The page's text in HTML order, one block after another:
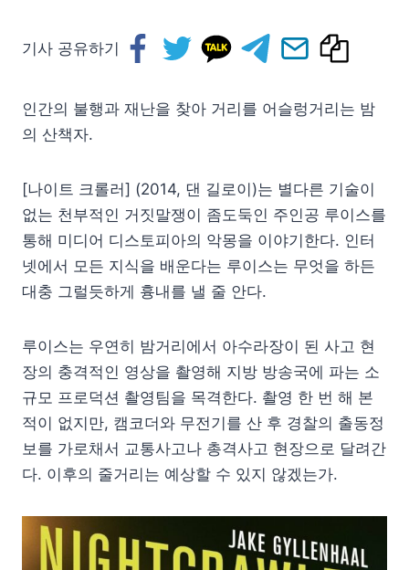
기사 공유하기
인간의 불행과 재난을 찾아 거리를 어슬렁거리는 밤
의 산책자.
[나이트 크롤러] (2014, 댄 길로이)는 별다른 기술이
없는 천부적인 거짓말쟁이 좀도둑인 주인공 루이스를
통해 미디어 디스토피아의 악몽을 이야기한다. 인터
넷에서 모든 지식을 배운다는 루이스는 무엇을 하든
대충 그럴듯하게 흉내를 낼 줄 안다.
루이스는 우연히 밤거리에서 아수라장이 된 사고 현
장의 충격적인 영상을 촬영해 지방 방송국에 파는 소
규모 프로덕션 촬영팀을 목격한다. 촬영 한 번 해 본
적이 없지만, 캠코더와 무전기를 산 후 경찰의 출동정
보를 가로채서 교통사고나 총격사고 현장으로 달려간
다. 이후의 줄거리는 예상할 수 있지 않겠는가.